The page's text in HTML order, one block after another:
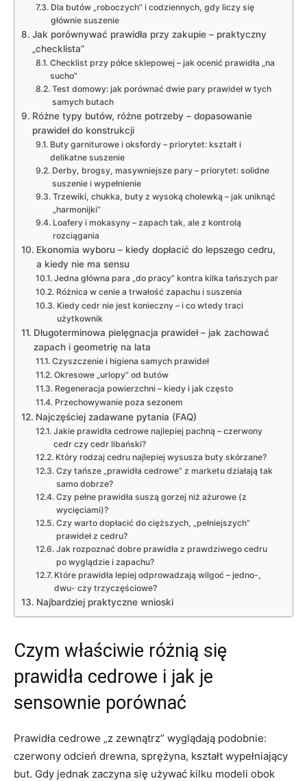
Dla butów „roboczych” i codziennych, gdy liczy się
głównie suszenie
Jak porównywać prawidła przy zakupie – praktyczny
„checklista”
Checklist przy półce sklepowej – jak ocenić prawidła „na
sucho”
Test domowy: jak porównać dwie pary prawideł w tych
samych butach
Różne typy butów, różne potrzeby – dopasowanie
prawideł do konstrukcji
Buty garniturowe i oksfordy – priorytet: kształt i
delikatne suszenie
Derby, brogsy, masywniejsze pary – priorytet: solidne
suszenie i wypełnienie
Trzewiki, chukka, buty z wysoką cholewką – jak uniknąć
„harmonijki”
Loafery i mokasyny – zapach tak, ale z kontrolą
rozciągania
Ekonomia wyboru – kiedy dopłacić do lepszego cedru,
a kiedy nie ma sensu
Jedna główna para „do pracy” kontra kilka tańszych par
Różnica w cenie a trwałość zapachu i suszenia
Kiedy cedr nie jest konieczny – i co wtedy traci
użytkownik
Długoterminowa pielęgnacja prawideł – jak zachować
zapach i geometrię na lata
Czyszczenie i higiena samych prawideł
Okresowe „urlopy” od butów
Regeneracja powierzchni – kiedy i jak często
Przechowywanie poza sezonem
Najczęściej zadawane pytania (FAQ)
Jakie prawidła cedrowe najlepiej pachną – czerwony
cedr czy cedr libański?
Który rodzaj cedru najlepiej wysusza buty skórzane?
Czy tańsze „prawidła cedrowe” z marketu działają tak
samo dobrze?
Czy pełne prawidła suszą gorzej niż ażurowe (z
wycięciami)?
Czy warto dopłacić do cięższych, „pełniejszych”
prawideł z cedru?
Jak rozpoznać dobre prawidła z prawdziwego cedru
po wyglądzie i zapachu?
Które prawidła lepiej odprowadzają wilgoć – jedno-,
dwu- czy trzyczęściowe?
Najbardziej praktyczne wnioski
Czym właściwie różnią się
prawidła cedrowe i jak je
sensownie porównać
Prawidła cedrowe „z zewnątrz” wyglądają podobnie:
czerwony odcień drewna, sprężyna, kształt wypełniający
but. Gdy jednak zaczyna się używać kilku modeli obok